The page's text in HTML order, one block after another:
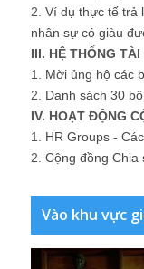
2. Ví dụ thực tế trả
nhân sự có giàu
III. HỆ THỐNG
1. Mời ủng hộ các
2. Danh sách 30
IV. HOẠT ĐỘNG
1. HR Groups -
2. Cộng đồng Chia
Vào khu vực